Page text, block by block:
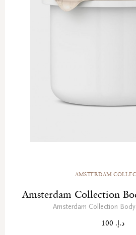
AMSTERDAM
Amsterdam Collection
Amsterdam Collection Body
د.إ. 100